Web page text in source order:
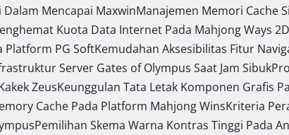
Mencapai MaxwinManajemen Memori Cache
Kuota Data Internet Pada Mahjong Ways 2
Platform PG SoftKemudahan Aksesibilitas Fitur
Server Gates of Olympus Saat Jam Sibuk
ZeusKeunggulan Tata Letak Komponen Grafis
Cache Pada Platform Mahjong WinsKriteria
Pemilihan Skema Warna Kontras Tinggi Pada